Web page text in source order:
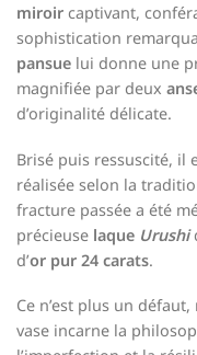
miroir captivant,
sophistication
pansue lui donne une
magnifiée par deux
d’originalité délicate.
Brisé puis ressuscité, il
réalisée selon la
fracture passée a été
précieuse laque Urushi
d’or pur 24 carats.
Ce n’est plus un
vase incarne la